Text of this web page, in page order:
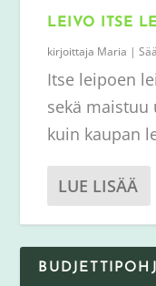
LEIVO ITSE
kirjoittaja Maria |
Itse leipoen
sekä
kuin kaupan
LUE LISÄÄ